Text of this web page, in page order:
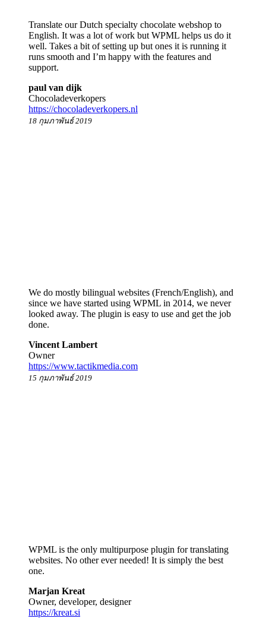
Translate our Dutch specialty chocolate webshop to
English. It was a lot of work but WPML helps us do it
well. Takes a bit of setting up but ones it is running it
runs smooth and I’m happy with the features and
support.
paul van dijk
Chocoladeverkopers
https://chocoladeverkopers.nl
18 กุมภาพันธ์ 2019
We do mostly bilingual websites (French/English), and
since we have started using WPML in 2014, we never
looked away. The plugin is easy to use and get the job
done.
Vincent Lambert
Owner
https://www.tactikmedia.com
15 กุมภาพันธ์ 2019
WPML is the only multipurpose plugin for translating
websites. No other ever needed! It is simply the best
one.
Marjan Kreat
Owner, developer, designer
https://kreat.si